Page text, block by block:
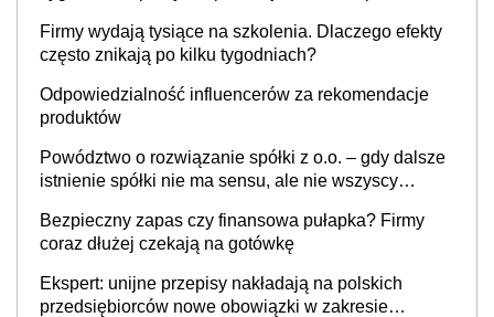
Firmy wydają tysiące na szkolenia. Dlaczego efekty
często znikają po kilku tygodniach?
Odpowiedzialność influencerów za rekomendacje
produktów
Powództwo o rozwiązanie spółki z o.o. – gdy dalsze
istnienie spółki nie ma sensu, ale nie wszyscy
Bezpieczny zapas czy finansowa pułapka? Firmy
coraz dłużej czekają na gotówkę
Ekspert: unijne przepisy nakładają na polskich
przedsiębiorców nowe obowiązki w zakresie